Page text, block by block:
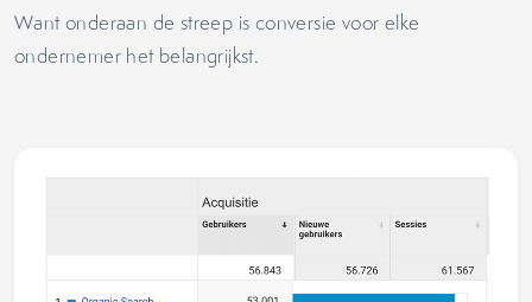
Want onderaan de streep is conversie voor elke
ondernemer het belangrijkst.